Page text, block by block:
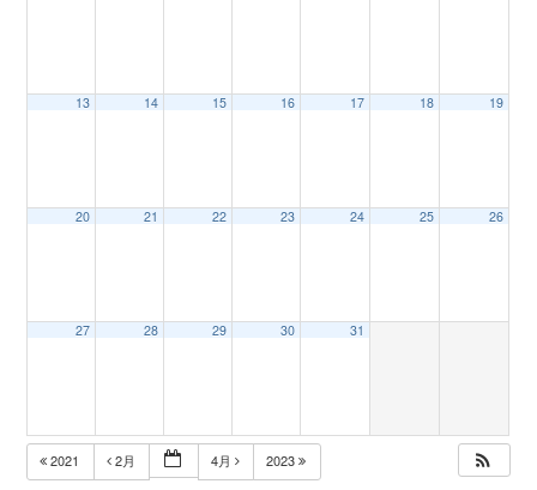
13 14 15 16 17 18 19
20 21 22 23 24 25 26
27 28 29 30 31
2021 2月 4月 2023